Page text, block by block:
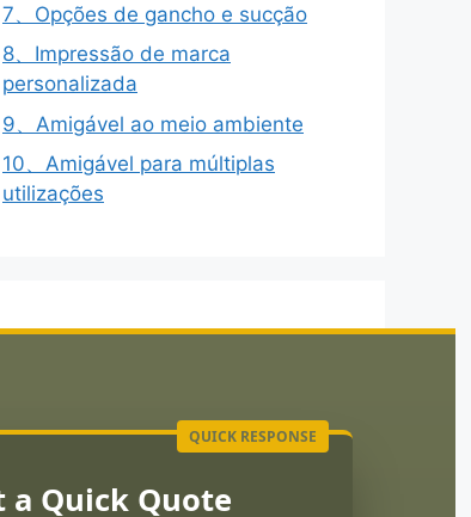
7、Opções de gancho e sucção
8、Impressão de marca
personalizada
9、Amigável ao meio ambiente
10、Amigável para múltiplas
utilizações
a Quick Quote